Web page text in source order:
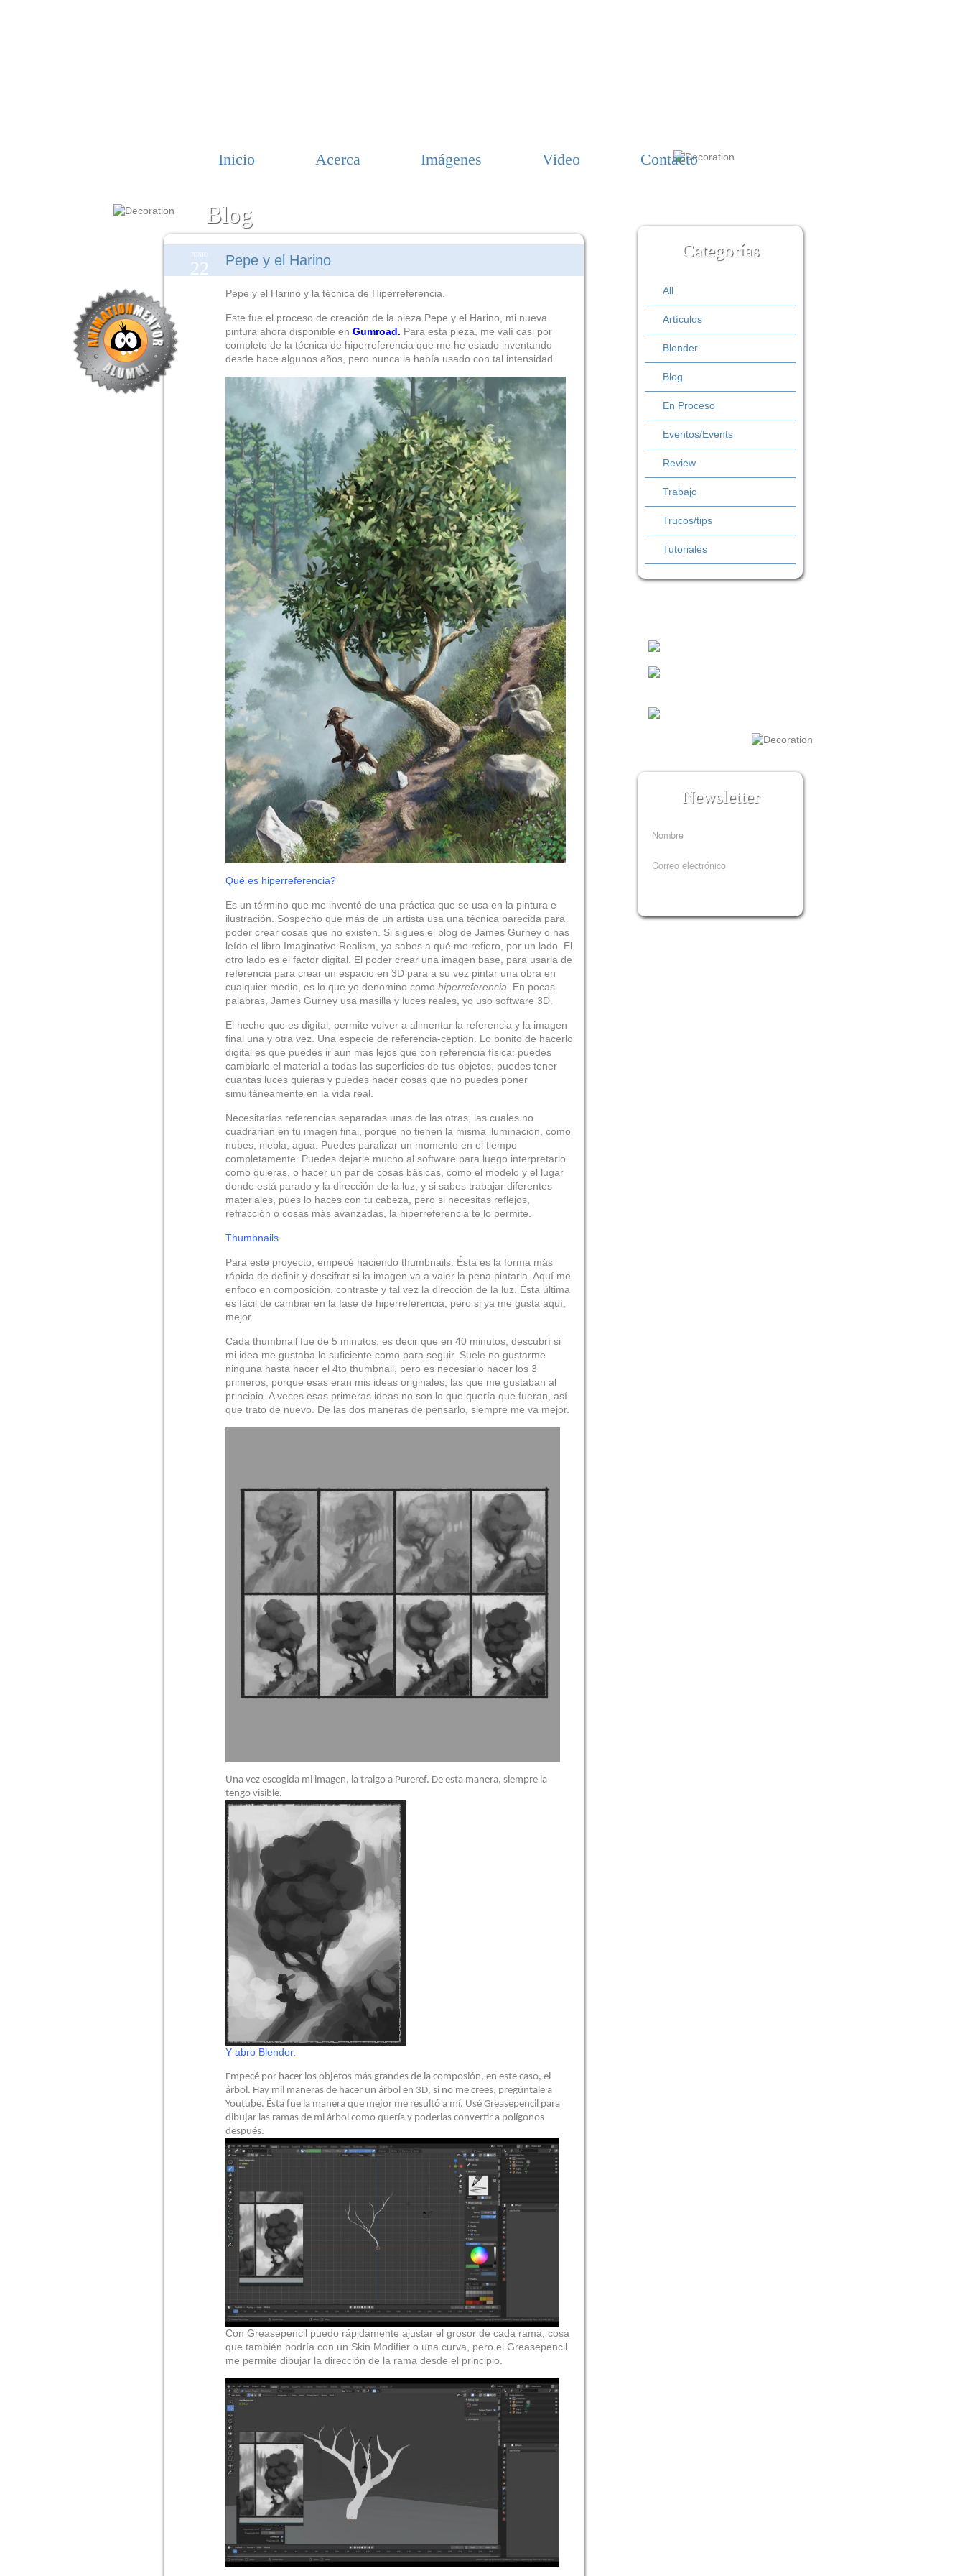
Inicio Acerca Imágenes Video Contacto
Blog
JUNIO
22 Pepe y el Harino
Pepe y el Harino y la técnica de Hiperreferencia.
Este fue el proceso de creación de la pieza Pepe y el Harino, mi nueva
pintura ahora disponible en Gumroad. Para esta pieza, me valí casi por
completo de la técnica de hiperreferencia que me he estado inventando
desde hace algunos años, pero nunca la había usado con tal intensidad.
Qué es hiperreferencia?
Es un término que me inventé de una práctica que se usa en la pintura e
ilustración. Sospecho que más de un artista usa una técnica parecida para
poder crear cosas que no existen. Si sigues el blog de James Gurney o has
leído el libro Imaginative Realism, ya sabes a qué me refiero, por un lado. El
otro lado es el factor digital. El poder crear una imagen base, para usarla de
referencia para crear un espacio en 3D para a su vez pintar una obra en
cualquier medio, es lo que yo denomino como hiperreferencia . En pocas
palabras, James Gurney usa masilla y luces reales, yo uso software 3D.
El hecho que es digital, permite volver a alimentar la referencia y la imagen
final una y otra vez. Una especie de referencia-ception. Lo bonito de hacerlo
digital es que puedes ir aun más lejos que con referencia física: puedes
cambiarle el material a todas las superficies de tus objetos, puedes tener
cuantas luces quieras y puedes hacer cosas que no puedes poner
simultáneamente en la vida real.
Necesitarías referencias separadas unas de las otras, las cuales no
cuadrarían en tu imagen final, porque no tienen la misma iluminación, como
nubes, niebla, agua. Puedes paralizar un momento en el tiempo
completamente. Puedes dejarle mucho al software para luego interpretarlo
como quieras, o hacer un par de cosas básicas, como el modelo y el lugar
donde está parado y la dirección de la luz, y si sabes trabajar diferentes
materiales, pues lo haces con tu cabeza, pero si necesitas reflejos,
refracción o cosas más avanzadas, la hiperreferencia te lo permite.
Thumbnails
Para este proyecto, empecé haciendo thumbnails. Ésta es la forma más
rápida de definir y descifrar si la imagen va a valer la pena pintarla. Aquí me
enfoco en composición, contraste y tal vez la dirección de la luz. Ésta última
es fácil de cambiar en la fase de hiperreferencia, pero si ya me gusta aquí,
mejor.
Cada thumbnail fue de 5 minutos, es decir que en 40 minutos, descubrí si
mi idea me gustaba lo suficiente como para seguir. Suele no gustarme
ninguna hasta hacer el 4to thumbnail, pero es necesiario hacer los 3
primeros, porque esas eran mis ideas originales, las que me gustaban al
principio. A veces esas primeras ideas no son lo que quería que fueran, así
que trato de nuevo. De las dos maneras de pensarlo, siempre me va mejor.
Una vez escogida mi imagen, la traigo a Pureref. De esta manera, siempre la
tengo visible.
Y abro Blender.
Empecé por hacer los objetos más grandes de la composión, en este caso, el
árbol. Hay mil maneras de hacer un árbol en 3D, si no me crees, pregúntale a
Youtube. Ésta fue la manera que mejor me resultó a mí. Usé Greasepencil para
dibujar las ramas de mi árbol como quería y poderlas convertir a polígonos
después.
Con Greasepencil puedo rápidamente ajustar el grosor de cada rama, cosa
que también podría con un Skin Modifier o una curva, pero el Greasepencil
me permite dibujar la dirección de la rama desde el principio.
Categorías
All
Artículos
Blender
Blog
En Proceso
Eventos/Events
Review
Trabajo
Trucos/tips
Tutoriales
Newsletter